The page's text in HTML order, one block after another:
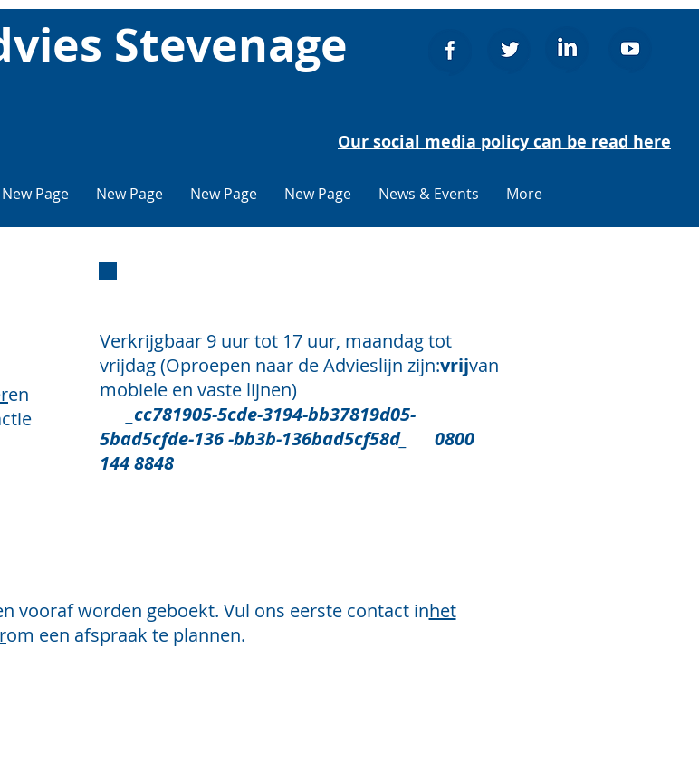
Stevenage
Our social media policy can be read here
New Page New Page New Page New Page News & Events More
en
Verkrijgbaar 9 uur tot 17 uur, maandag tot
vrijdag(Oproepen naar de Advieslijn zijn:vrijvan
mobiele en vaste lijnen)
_cc781905-5cde-3194-bb37819d05-
5bad5cfde-136 -bb3b-136bad5cf58d_ 0800
144 8848
vooraf worden geboekt. Vul ons eerste contact inhet
om een afspraak te plannen.